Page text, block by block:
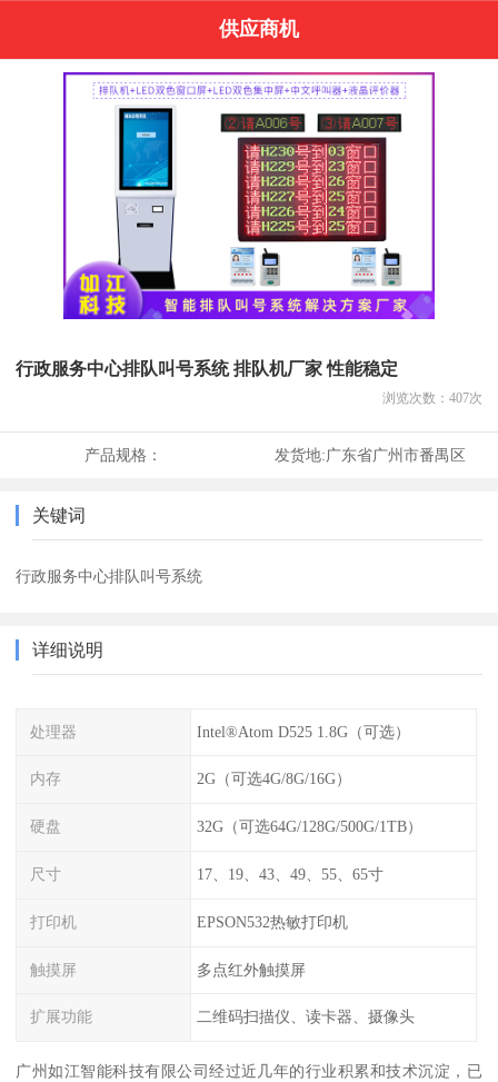
供应商机
行政服务中心排队叫号系统 排队机厂家 性能稳定
浏览次数： 407次
产品规格： 发货地:广东省广州市番禺区
关键词
行政服务中心排队叫号系统
详细说明
处理器 Intel®Atom D525 1.8G（可选）
内存 2G（可选4G/8G/16G）
硬盘 32G（可选64G/128G/500G/1TB）
尺寸 17、19、43、49、55、65寸
打印机 EPSON532热敏打印机
触摸屏 多点红外触摸屏
扩展功能 二维码扫描仪、读卡器、摄像头
广州如江智能科技有限公司经过近几年的行业积累和技术沉淀，已